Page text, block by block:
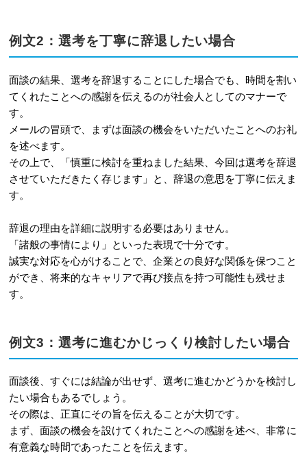
例文2：選考を丁寧に辞退したい場合
面談の結果、選考を辞退することにした場合でも、時間を割い
てくれたことへの感謝を伝えるのが社会人としてのマナーで
す。
メールの冒頭で、まずは面談の機会をいただいたことへのお礼
を述べます。
その上で、「慎重に検討を重ねました結果、今回は選考を辞退
させていただきたく存じます」と、辞退の意思を丁寧に伝えま
す。
辞退の理由を詳細に説明する必要はありません。
「諸般の事情により」といった表現で十分です。
誠実な対応を心がけることで、企業との良好な関係を保つこと
ができ、将来的なキャリアで再び接点を持つ可能性も残せま
す。
例文3：選考に進むかじっくり検討したい場合
面談後、すぐには結論が出せず、選考に進むかどうかを検討し
たい場合もあるでしょう。
その際は、正直にその旨を伝えることが大切です。
まず、面談の機会を設けてくれたことへの感謝を述べ、非常に
有意義な時間であったことを伝えます。